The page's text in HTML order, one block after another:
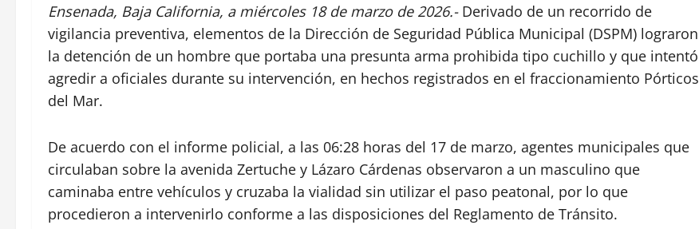
Ensenada, Baja California, a miércoles 18 de marzo de 2026.-Derivado de un recorrido de
vigilancia preventiva, elementos de la Dirección de Seguridad Pública Municipal (DSPM) lograron
la detención de un hombre que portaba una presunta arma prohibida tipo cuchillo y que intentó
agredir a oficiales durante su intervención, en hechos registrados en el fraccionamiento Pórticos
del Mar.
De acuerdo con el informe policial, a las 06:28 horas del 17 de marzo, agentes municipales que
circulaban sobre la avenida Zertuche y Lázaro Cárdenas observaron a un masculino que
caminaba entre vehículos y cruzaba la vialidad sin utilizar el paso peatonal, por lo que
procedieron a intervenirlo conforme a las disposiciones del Reglamento de Tránsito.